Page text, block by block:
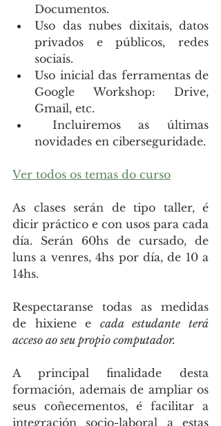
Documentos.
Uso das nubes dixitais, datos
privados e públicos, redes
sociais.
Uso inicial das ferramentas de
Google Workshop: Drive,
Gmail, etc.
novidades en ciberseguridade.
Ver todos os temas do curso
As clases serán de tipo taller, é
dicir práctico e con usos para cada
día. Serán 60hs de cursado, de
luns a venres, 4hs por día, de 10 a
14hs.
Respectaranse todas as medidas
de hixiene e cada estudante terá
acceso ao seu propio computador.
A principal finalidade desta
formación, ademais de ampliar os
seus coñecementos, é facilitar a
integración socio-laboral a estas